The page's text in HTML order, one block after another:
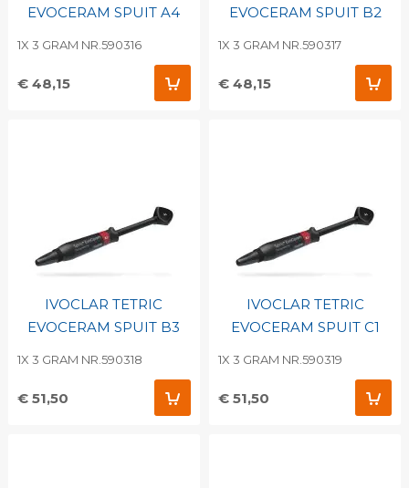
EVOCERAM SPUIT A4
1X 3 GRAM NR.590316
€ 48,15
EVOCERAM SPUIT B2
1X 3 GRAM NR.590317
€ 48,15
IVOCLAR TETRIC
EVOCERAM SPUIT B3
1X 3 GRAM NR.590318
€ 51,50
IVOCLAR TETRIC
EVOCERAM SPUIT C1
1X 3 GRAM NR.590319
€ 51,50